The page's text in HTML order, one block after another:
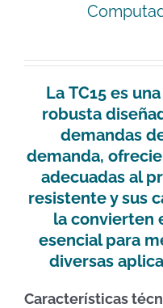
La TC15es
robusta
demandas
demanda,
adecuadas al
resistente y sus
la convierten
esencial para
diversas
Características